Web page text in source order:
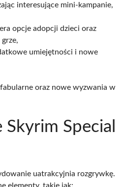
interesujące mini-kampanie,
opcje adopcji dzieci oraz
umiejętności i nowe
oraz nowe wyzwania w
Special
uatrakcyjnia rozgrywkę.